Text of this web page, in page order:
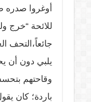
أوغروا صدره
للائحة “خرج
جائعاً،التحف
يلبي دون أن
وقاحتهم
باردة؛ كان